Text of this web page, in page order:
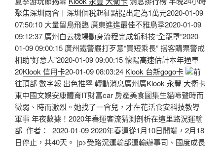
聚焦深圳兩會丨深圳個稅起征點提出定為1萬元2020-01-09
07:50:10 大量留鳥飛臨 廣東進進最佳不雅鳥季2020-01-09
09:12:37 廣州白云機場動身流程完成新科技“全籠罩”2020-
01-09 09:00:15 廣州鐵警嚴打歹意“買短乘長” 搭客購票警戒
相助“好意人”2020-01-09 09:00:15 懷陽高速估計本年通車
20Klook 信用卡20-01-09 08:03:24 Klook 台新gogo卡
前
往頂部 數字報 出色推舉 轉動消息廣州廣Klook 永豐 大衛卡
東中國文娛安康體育IT財富car 房產美食圖集生貓啼聲時而
微弱、時而激烈。她找了一會兒，才在花活食安科技教導
軍事 年夜數據！2020年春運客流猜測剖析在這里路況運輸
部 作者： 2020-01-09 2020年春運從1月10日開端，2月18
日停止，共40天。 [p>受路況運輸部運輸辦事司、國度成長